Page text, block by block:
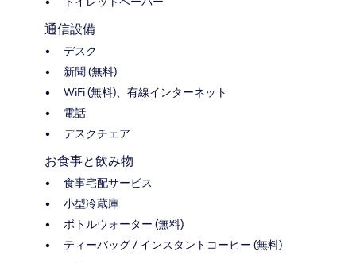
通信設備
デスク
新聞 (無料)
WiFi (無料)、有線インターネット
電話
デスクチェア
お食事と飲み物
食事宅配サービス
小型冷蔵庫
ボトルウォーター (無料)
ティーバッグ / インスタントコーヒー (無料)